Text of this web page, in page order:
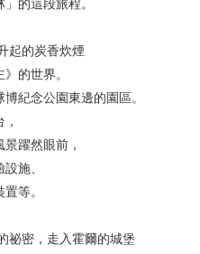
的這段旅程。
起的炭香炊煙
的世界。
紀念公園東邊的園區。
躍然眼前，
施、
等。
祕密，走入霍爾的城堡